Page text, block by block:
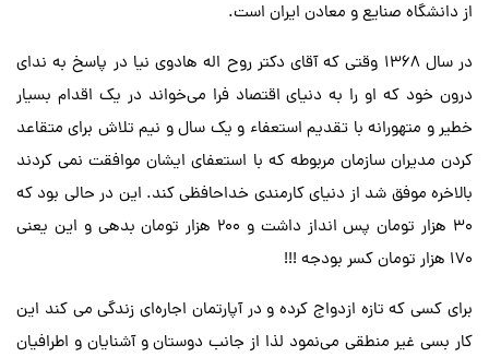
از دانشگاه صنایع و معادن ایران است.
در سال 1368 وقتی که آقای دکتر روح اله هادوی نیا در پاسخ به ندای
درون خود که او را به دنیای اقتصاد فرا می‌خواند در یک اقدام بسیار
خطیر و متهورانه با تقدیم استعفاء و یک سال و نیم تلاش برای متقاعد
کردن مدیران سازمان مربوطه که با استعفای ایشان موافقت نمی کردند
بالاخره موفق شد از دنیای کارمندی خداحافظی کند. این در حالی بود که
30 هزار تومان پس انداز داشت و 200 هزار تومان بدهی و این یعنی
170 هزار تومان کسر بودجه !!!
برای کسی که تازه ازدواج کرده و در آپارتمان اجاره‌ای زندگی می کند این
کار بسی غیر منطقی می‌نمود لذا از جانب دوستان و آشنایان و اطرافیان